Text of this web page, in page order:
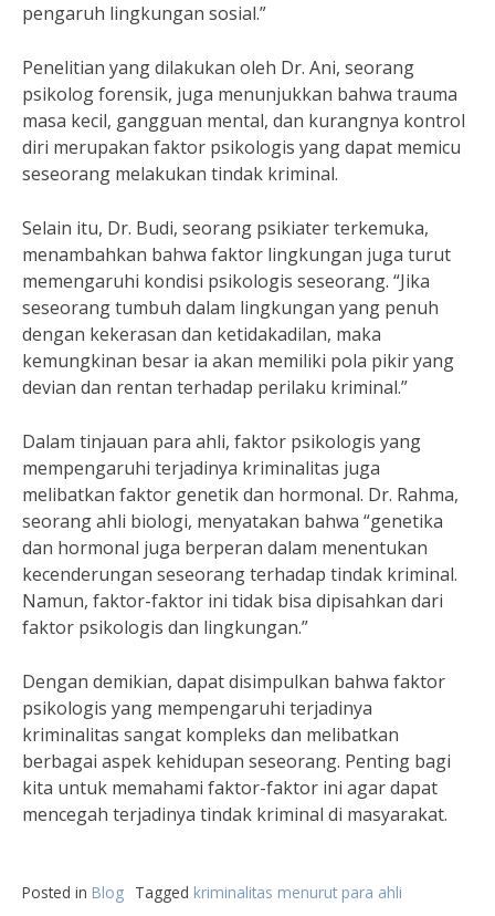
pengaruh lingkungan sosial.”
Penelitian yang dilakukan oleh Dr. Ani, seorang
psikolog forensik, juga menunjukkan bahwa trauma
masa kecil, gangguan mental, dan kurangnya kontrol
diri merupakan faktor psikologis yang dapat memicu
seseorang melakukan tindak kriminal.
Selain itu, Dr. Budi, seorang psikiater terkemuka,
menambahkan bahwa faktor lingkungan juga turut
memengaruhi kondisi psikologis seseorang. “Jika
seseorang tumbuh dalam lingkungan yang penuh
dengan kekerasan dan ketidakadilan, maka
kemungkinan besar ia akan memiliki pola pikir yang
devian dan rentan terhadap perilaku kriminal.”
Dalam tinjauan para ahli, faktor psikologis yang
mempengaruhi terjadinya kriminalitas juga
melibatkan faktor genetik dan hormonal. Dr. Rahma,
seorang ahli biologi, menyatakan bahwa “genetika
dan hormonal juga berperan dalam menentukan
kecenderungan seseorang terhadap tindak kriminal.
Namun, faktor-faktor ini tidak bisa dipisahkan dari
faktor psikologis dan lingkungan.”
Dengan demikian, dapat disimpulkan bahwa faktor
psikologis yang mempengaruhi terjadinya
kriminalitas sangat kompleks dan melibatkan
berbagai aspek kehidupan seseorang. Penting bagi
kita untuk memahami faktor-faktor ini agar dapat
mencegah terjadinya tindak kriminal di masyarakat.
Posted in Blog Tagged kriminalitas menurut para ahli